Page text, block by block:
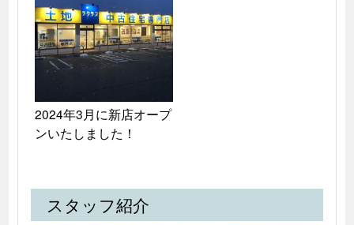
2024年3月に新店オープ
ンいたしました！
スタッフ紹介